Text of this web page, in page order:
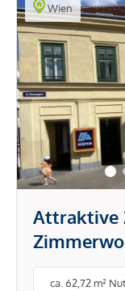
Wien
Attraktive
ca. 62,72 m²